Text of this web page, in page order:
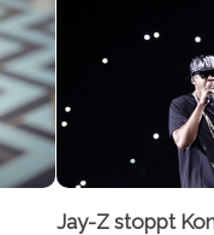
Jay-Z stoppt